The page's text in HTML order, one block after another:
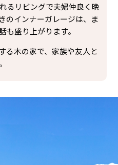
るリビングで夫婦仲良く晩
のインナーガレージは、ま
も盛り上がります。
る木の家で、家族や友人と